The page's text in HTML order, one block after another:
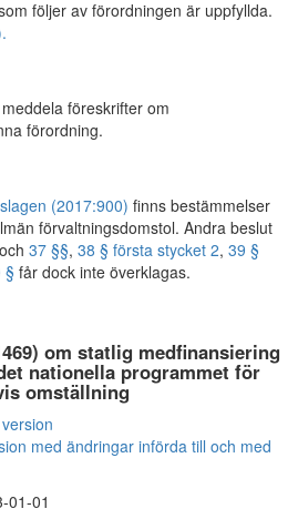
följer av förordningen är uppfyllda.
föreskrifter om
förordning.
(2017:900) finns bestämmelser
förvaltningsdomstol. Andra beslut
och 37 §§, 38 § första stycket 2, 39 §
§ får dock inte överklagas.
om statlig medfinansiering
nationella programmet för
omställning
med ändringar införda till och med
01-01